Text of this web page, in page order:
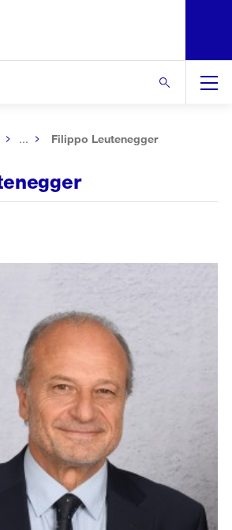
... Filippo Leutenegger